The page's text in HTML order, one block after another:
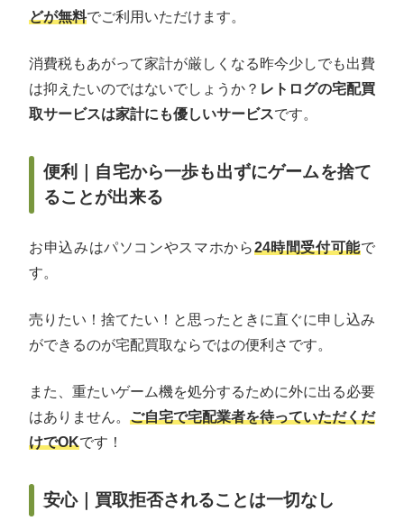
どが無料でご利用いただけます。
消費税もあがって家計が厳しくなる昨今少しでも出費
は抑えたいのではないでしょうか？ レトログの宅配買
取サービスは家計にも優しいサービスです。
便利｜自宅から一歩も出ずにゲームを捨て
ることが出来る
お申込みはパソコンやスマホから24時間受付可能で
す。
売りたい！捨てたい！と思ったときに直ぐに申し込み
ができるのが宅配買取ならではの便利さです。
また、重たいゲーム機を処分するために外に出る必要
はありません。 ご自宅で宅配業者を待っていただくだ
けでOKです！
安心｜買取拒否されることは一切なし